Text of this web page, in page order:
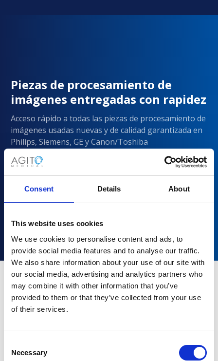
Consent Details About
This website uses cookies
We use cookies to personalise content and ads, to
provide social media features and to analyse our traffic.
We also share information about your use of our site with
our social media, advertising and analytics partners who
may combine it with other information that you’ve
provided to them or that they’ve collected from your use
of their services.
Selection
Necessary
Piezas de procesamiento de
imágenes entregadas con rapidez
Acceso rápido a todas las piezas de procesamiento de
imágenes usadas nuevas y de calidad garantizada en
Philips, Siemens, GE y Canon/Toshiba
¿Por qué elegir Agito Medical?
mercados de atención médica confían en nosotros.